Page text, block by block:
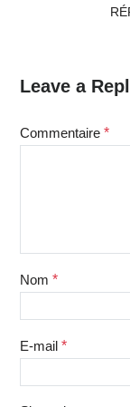
Leave a
Commentaire *
Nom *
E-mail *